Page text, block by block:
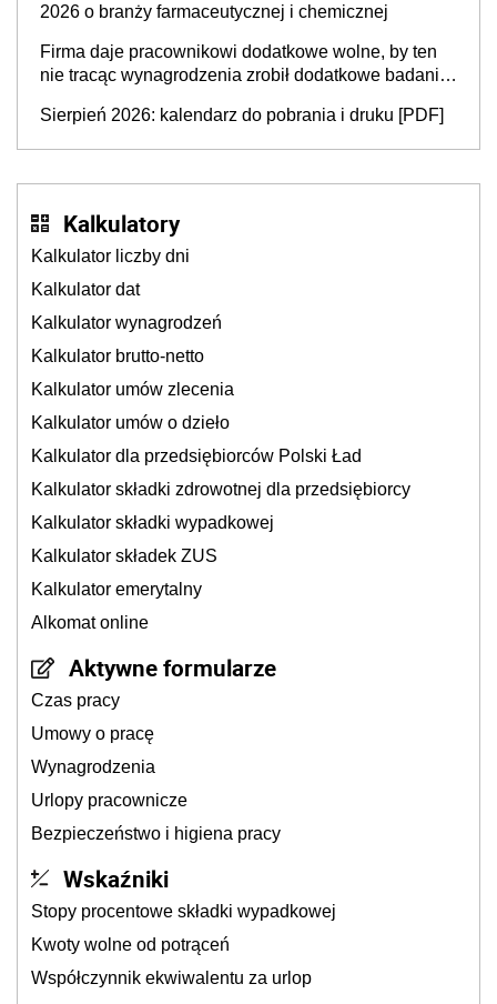
2026 o branży farmaceutycznej i chemicznej
Firma daje pracownikowi dodatkowe wolne, by ten
nie tracąc wynagrodzenia zrobił dodatkowe badania.
Sierpień 2026: kalendarz do pobrania i druku [PDF]
Kalkulatory
Kalkulator liczby dni
Kalkulator dat
Kalkulator wynagrodzeń
Kalkulator brutto-netto
Kalkulator umów zlecenia
Kalkulator umów o dzieło
Kalkulator dla przedsiębiorców Polski Ład
Kalkulator składki zdrowotnej dla przedsiębiorcy
Kalkulator składki wypadkowej
Kalkulator składek ZUS
Kalkulator emerytalny
Alkomat online
Aktywne formularze
Czas pracy
Umowy o pracę
Wynagrodzenia
Urlopy pracownicze
Bezpieczeństwo i higiena pracy
Wskaźniki
Stopy procentowe składki wypadkowej
Kwoty wolne od potrąceń
Współczynnik ekwiwalentu za urlop